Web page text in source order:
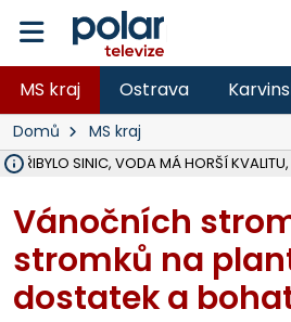
MS kraj Ostrava
Domů MS kraj
PŘIBYLO SINIC, VODA MÁ HORŠÍ
Vánočních
stromků na
dostatek a